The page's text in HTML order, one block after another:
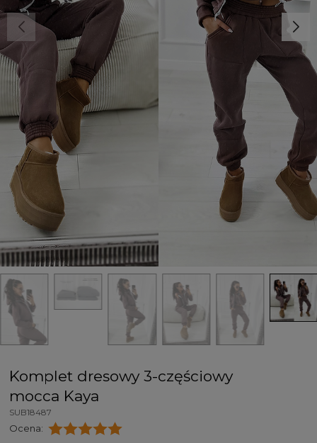
Komplet dresowy 3-częściowy
mocca Kaya
SUB18487
Ocena: